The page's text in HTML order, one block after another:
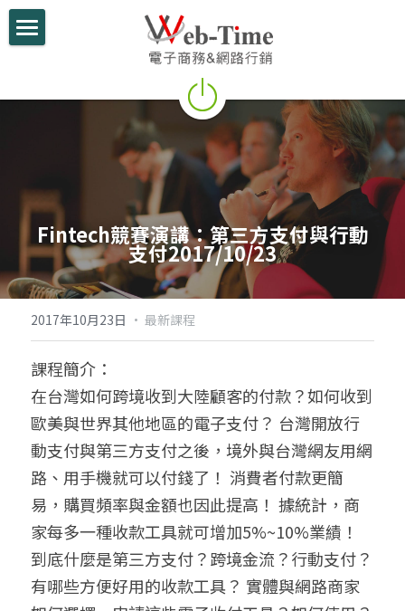
電商學堂
跨境行銷
微信行銷
網路開店
電商部落格
行動支付整合
跨境電商實績
聯絡我們
搜索
Fintech競賽演講：第三方支付與行動
支付2017/10/23
2017年10月23日 · 最新課程
課程簡介：
在台灣如何跨境收到大陸顧客的付款？如何收到
歐美與世界其他地區的電子支付？ 台灣開放行
動支付與第三方支付之後，境外與台灣網友用網
路、用手機就可以付錢了！ 消費者付款更簡
易，購買頻率與金額也因此提高！ 據統計，商
家每多一種收款工具就可增加5%~10%業績！
到底什麼是第三方支付？跨境金流？行動支付？
有哪些方便好用的收款工具？ 實體與網路商家